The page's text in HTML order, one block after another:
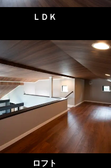
ＬＤＫ
ロフト